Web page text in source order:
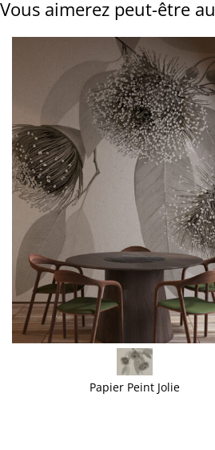
Vous aimerez peut-être
Papier Peint Jolie